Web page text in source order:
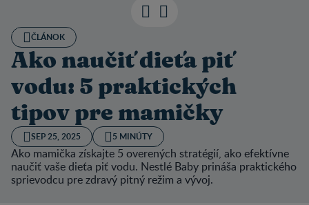
ČLÁNOK
Ako naučiť dieťa piť
vodu: 5 praktických
tipov pre mamičky
SEP 25, 2025 5 MINÚTY
Ako mamička získajte 5 overených stratégií, ako efektívne
naučiť vaše dieťa piť vodu. Nestlé Baby prináša praktického
sprievodcu pre zdravý pitný režim a vývoj.